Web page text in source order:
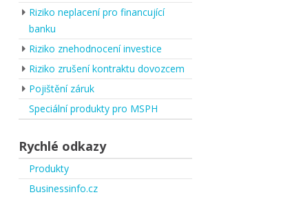
Riziko neplacení pro financující
banku
Riziko znehodnocení investice
Riziko zrušení kontraktu dovozcem
Pojištění záruk
Speciální produkty pro MSPH
Rychlé odkazy
Produkty
Businessinfo.cz